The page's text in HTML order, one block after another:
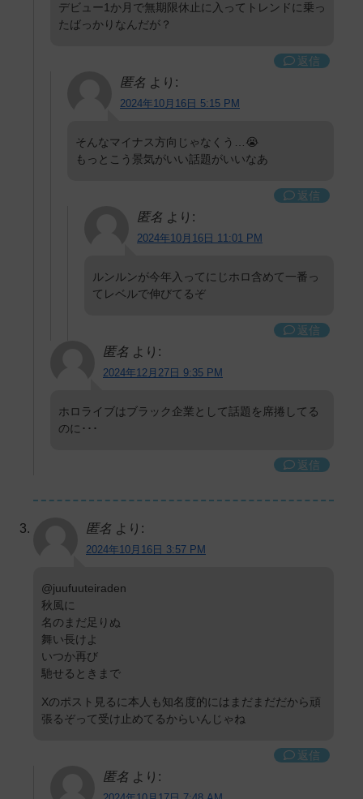
デビュー1か月で無期限休止に入ってトレンドに乗っ
たばっかりなんだが？
返信
匿名 より:
2024年10月16日 5:15 PM
そんなマイナス方向じゃなくう…😭
もっとこう景気がいい話題がいいなあ
返信
匿名 より:
2024年10月16日 11:01 PM
ルンルンが今年入ってにじホロ含めて一番っ
てレベルで伸びてるぞ
返信
匿名 より:
2024年12月27日 9:35 PM
ホロライブはブラック企業として話題を席捲してる
のに･･･
返信
匿名 より:
2024年10月16日 3:57 PM
@juufuuteiraden
秋風に
名のまだ足りぬ
舞い長けよ
いつか再び
馳せるときまで
Xのポスト見るに本人も知名度的にはまだまだだから頑
張るぞって受け止めてるからいんじゃね
返信
匿名 より: